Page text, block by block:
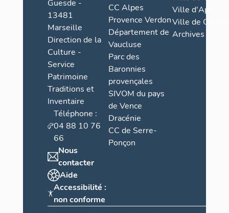
Guesde -
13481
Marseille
Direction de la
Culture -
Service
Patrimoine
Traditions et
Inventaire
Téléphone :
04 88 10 76
66
Nous
contacter
Aide
Accessibilité :
non conforme
CC Alpes
Provence Verdon
Département de
Vaucluse
Parc des
Baronnies
provençales
SIVOM du pays
de Vence
Dracénie
CC de Serre-
Ponçon
Ville d'Apt
Ville de
Archives